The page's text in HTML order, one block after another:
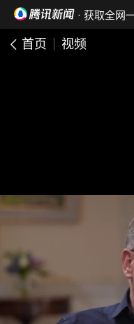
· 获取全网
首页 视频